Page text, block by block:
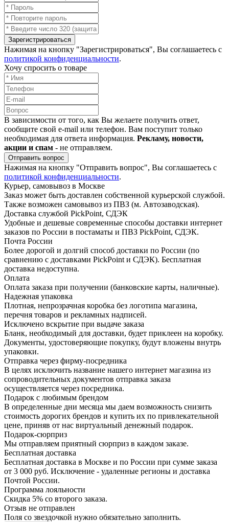
Зарегистрироваться
Нажимая на кнопку "Зарегистрироваться", Вы соглашаетесь с
политикой конфиденциальности.
Хочу спросить о товаре
В зависимости от того, как Вы желаете получить ответ,
сообщите свой e-mail или телефон. Вам поступит только
необходимая для ответа информация. Рекламу, новости,
акции и спам - не отправляем.
Отправить вопрос
Нажимая на кнопку "Отправить вопрос", Вы соглашаетесь с
политикой конфиденциальности.
Курьер, самовывоз в Москве
Заказ может быть доставлен собственной курьерской службой.
Также возможен самовывоз из ПВЗ (м. Автозаводская).
Доставка службой PickPoint, СДЭК
Удобные и дешевые современные способы доставки интернет
заказов по России в постаматы и ПВЗ PickPoint, СДЭК.
Почта России
Более дорогой и долгий способ доставки по России (по
сравнению с доставками PickPoint и СДЭК). Бесплатная
доставка недоступна.
Оплата
Оплата заказа при получении (банковские карты, наличные).
Надежная упаковка
Плотная, непрозрачная коробка без логотипа магазина,
перечня товаров и рекламных надписей.
Исключено вскрытие при выдаче заказа
Бланк, необходимый для доставки, будет приклеен на коробку.
Документы, удостоверяющие покупку, будут вложены внутрь
упаковки.
Отправка через фирму-посредника
В целях исключить название нашего интернет магазина из
сопроводительных документов отправка заказа
осуществляется через посредника.
Подарок с любимым брендом
В определенные дни месяца мы даем возможность снизить
стоимость дорогих брендов и купить их по привлекательной
цене, приняв от нас виртуальный денежный подарок.
Подарoк-сюрприз
Мы отправляем приятный сюрприз в каждом заказе.
Бесплатная доставка
Бесплатная доставка в Москве и по России при сумме заказа
от 3 000 руб. Исключение - удаленные регионы и доставка
Почтой России.
Программа лояльности
Скидка 5% со второго заказа.
Отзыв не отправлен
Поля со звездочкой нужно обязательно заполнить.